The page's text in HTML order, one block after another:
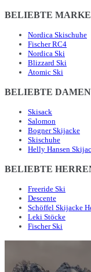
BELIEBTE
Nordica Skischuhe
Fischer RC4
Nordica Ski
Blizzard Ski
Atomic Ski
BELIEBTE
Skisack
Salomon
Bogner Skijacke
Skischuhe
Helly Hansen
BELIEBTE
Freeride Ski
Descente
Schöffel Skijacke
Leki Stöcke
Fischer Ski